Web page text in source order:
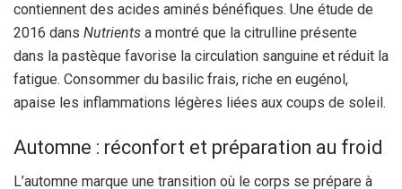
contiennent des acides aminés bénéfiques. Une étude de
2016 dans Nutrients a montré que la citrulline présente
dans la pastèque favorise la circulation sanguine et réduit la
fatigue. Consommer du basilic frais, riche en eugénol,
apaise les inflammations légères liées aux coups de soleil.
Automne : réconfort et préparation au froid
L’automne marque une transition où le corps se prépare à